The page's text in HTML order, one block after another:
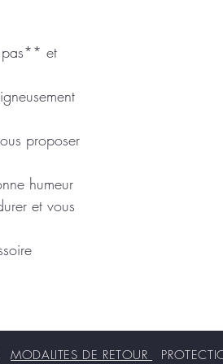
pas** et
proposer
humeur
et vous
MODALITES DE RETOUR